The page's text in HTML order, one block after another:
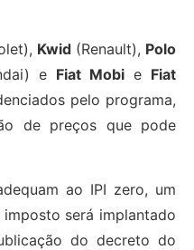
Kwid (Renault), Polo
e Fiat Mobi e Fiat
pelo programa,
de preços que pode
ao IPI zero, um
será implantado
do decreto do